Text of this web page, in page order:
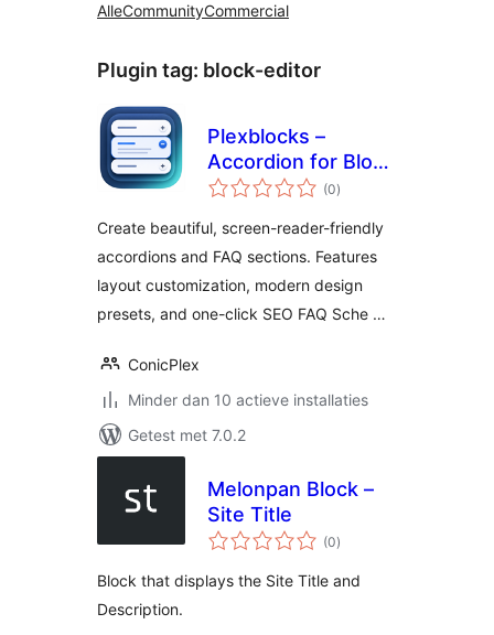
AlleCommunityCommercial
Plugin tag: block-editor
Plexblocks –
Accordion for Block
Editor
(0totaal
waarderingen
)
Create beautiful, screen-reader-friendly
accordions and FAQ sections. Features
layout customization, modern design
presets, and one-click SEO FAQ Sche …
ConicPlex
Minder dan 10 actieve installaties
Getest met 7.0.2
Melonpan Block –
Site Title
(0totaal
waarderingen
)
Block that displays the Site Title and
Description.